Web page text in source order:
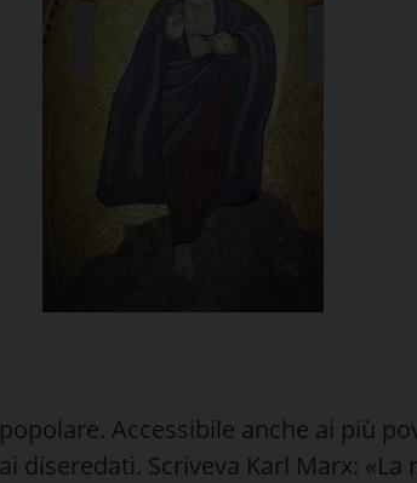
Accessibile anche ai più
diseredati. Scriveva Karl Marx: «La